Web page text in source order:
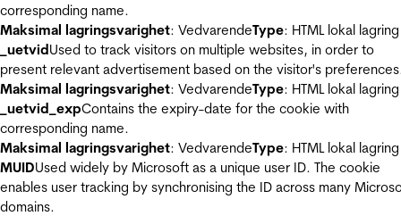
corresponding name.
Maksimal lagringsvarighet: VedvarendeType: HTML lokal lagring
_uetvidUsed to track visitors on multiple websites, in order to
present relevant advertisement based on the visitor's
Maksimal lagringsvarighet: VedvarendeType: HTML lokal lagring
_uetvid_expContains the expiry-date for the cookie with
corresponding name.
Maksimal lagringsvarighet: VedvarendeType: HTML lokal lagring
MUIDUsed widely by Microsoft as a unique user ID. The cookie
enables user tracking by synchronising the ID across many
domains.